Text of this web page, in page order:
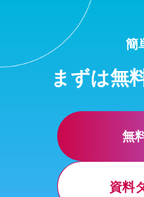
簡
まずは無
無
資料